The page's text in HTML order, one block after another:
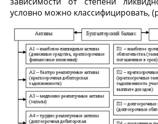
условно можно классифицировать,